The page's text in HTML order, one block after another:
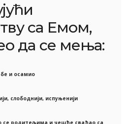
са Емом,
да се мења:
и осамио
слободнији, испуњенији
се родитељима и чешће свађао са